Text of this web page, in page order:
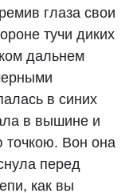
глаза свои
тучи диких
дальнем
в синих
в вышине и
точкою. Вон она
перед
как вы